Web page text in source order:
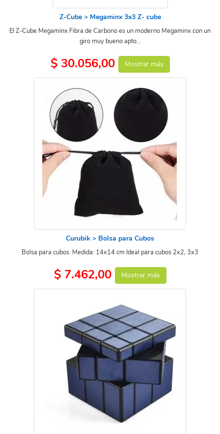
Z-Cube > Megaminx 3x3 Z- cube
El Z-Cube Megaminx Fibra de Carbono es un moderno Megaminx con un
giro muy bueno apto...
$ 30.056,00 Mostrar más
Curubik > Bolsa para Cubos
Bolsa para cubos. Medida: 14x14 cm Ideal para cubos 2x2, 3x3
$ 7.462,00 Mostrar más